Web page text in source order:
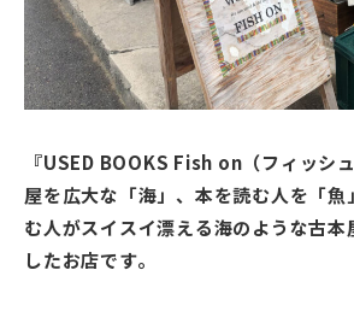
『USED BOOKS Fish on（フィッシ
屋を広大な「海」、本を読む人を「
む人がスイスイ漂える海のような古本
したお店です。